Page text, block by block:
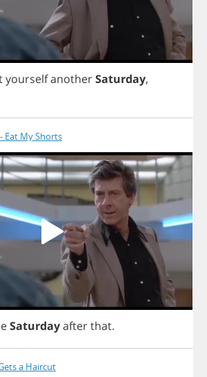
yourselfanotherSaturday,
Eat My Shorts
Saturdayafterthat.
a Haircut